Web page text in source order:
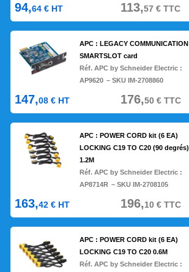
94,64 € HT 113,57 €TTC
APC : LEGACY COMMUNICATION
SMARTSLOT card
Réf. APC by Schneider Electric :
AP9620 – SKU IM-2708860
147,08 € HT 176,50€TTC
APC : POWER CORD kit (6 EA)
LOCKING C19 TO C20 (90 degrés)
1.2M
Réf. APC by Schneider Electric :
AP8714R – SKU IM-2708105
163,42 € HT 196,10€TTC
APC : POWER CORD kit (6 EA)
LOCKING C19 TO C20 0.6M
Réf. APC by Schneider Electric :